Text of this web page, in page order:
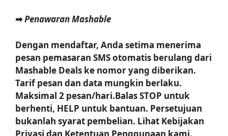
➡Penawaran Mashable
Dengan mendaftar, Anda setima menerima
pesan pemasaran SMS otomatis berulang dari
Mashable Deals ke nomor yang diberikan.
Tarif pesan dan data mungkin berlaku.
Maksimal 2 pesan/hari.Balas STOP untuk
berhenti, HELP untuk bantuan. Persetujuan
bukanlah syarat pembelian. Lihat Kebijakan
Privasi dan Ketentuan Penggunaan kami.